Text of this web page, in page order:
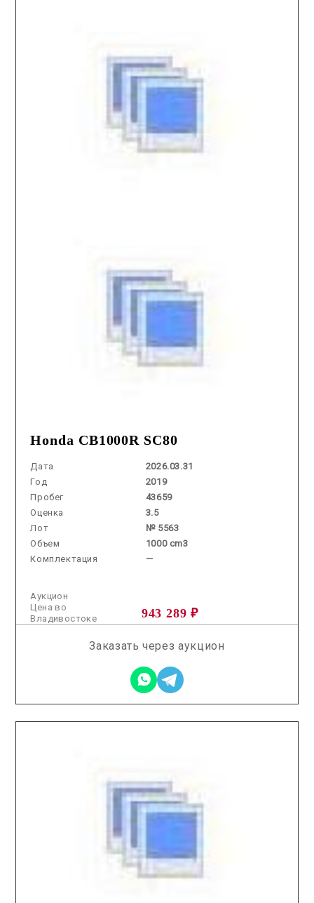
Honda CB1000R SC80
Дата
2026.03.31
Год
2019
Пробег
43659
Оценка
3.5
Лот
№ 5563
Объем
1000 cm3
Комплектация
—
Аукцион
943 289 ₽
Цена во
Владивостоке
Заказать через аукцион